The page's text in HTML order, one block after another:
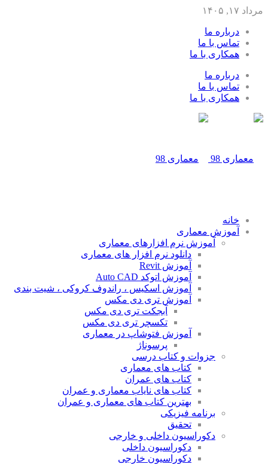
مرداد ۱۷, ۱۴۰۵
درباره ما
تماس با ما
همکاری با ما
درباره ما
تماس با ما
همکاری با ما
خانه
آموزش معماری
آموزش نرم افزارهای معماری
دانلود نرم افزار های معماری
آموزش Revit
آموزش اتوکد Auto CAD
آموزش اسکیس ، راندوف کروکی ، شیت بندی
آموزش تری دی مکس
آبجکت تری دی مکس
تکسچر تری دی مکس
آموزش فتوشاپ در معماری
پرسوناژ
جزوات و کتاب درسی
کتاب های معماری
کتاب های عمران
کتاب های نایاب معماری و عمران
بهترین کتاب های معماری و عمران
برنامه فیزیکی
تحقیق
دکوراسیون داخلی و خارجی
دکوراسیون داخلی
دکوراسیون خارجی